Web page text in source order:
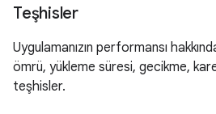
Teşhisler
Uygulamanızın performansı
ömrü, yükleme süresi, gecikme,
teşhisler.